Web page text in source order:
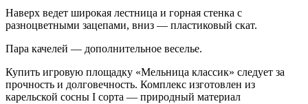
Наверх ведет широкая лестница и горная стенка с
разноцветными зацепами, вниз — пластиковый скат.
Пара качелей — дополнительное веселье.
Купить игровую площадку «Мельница классик» следует за
прочность и долговечность. Комплекс изготовлен из
карельской сосны I сорта — природный материал